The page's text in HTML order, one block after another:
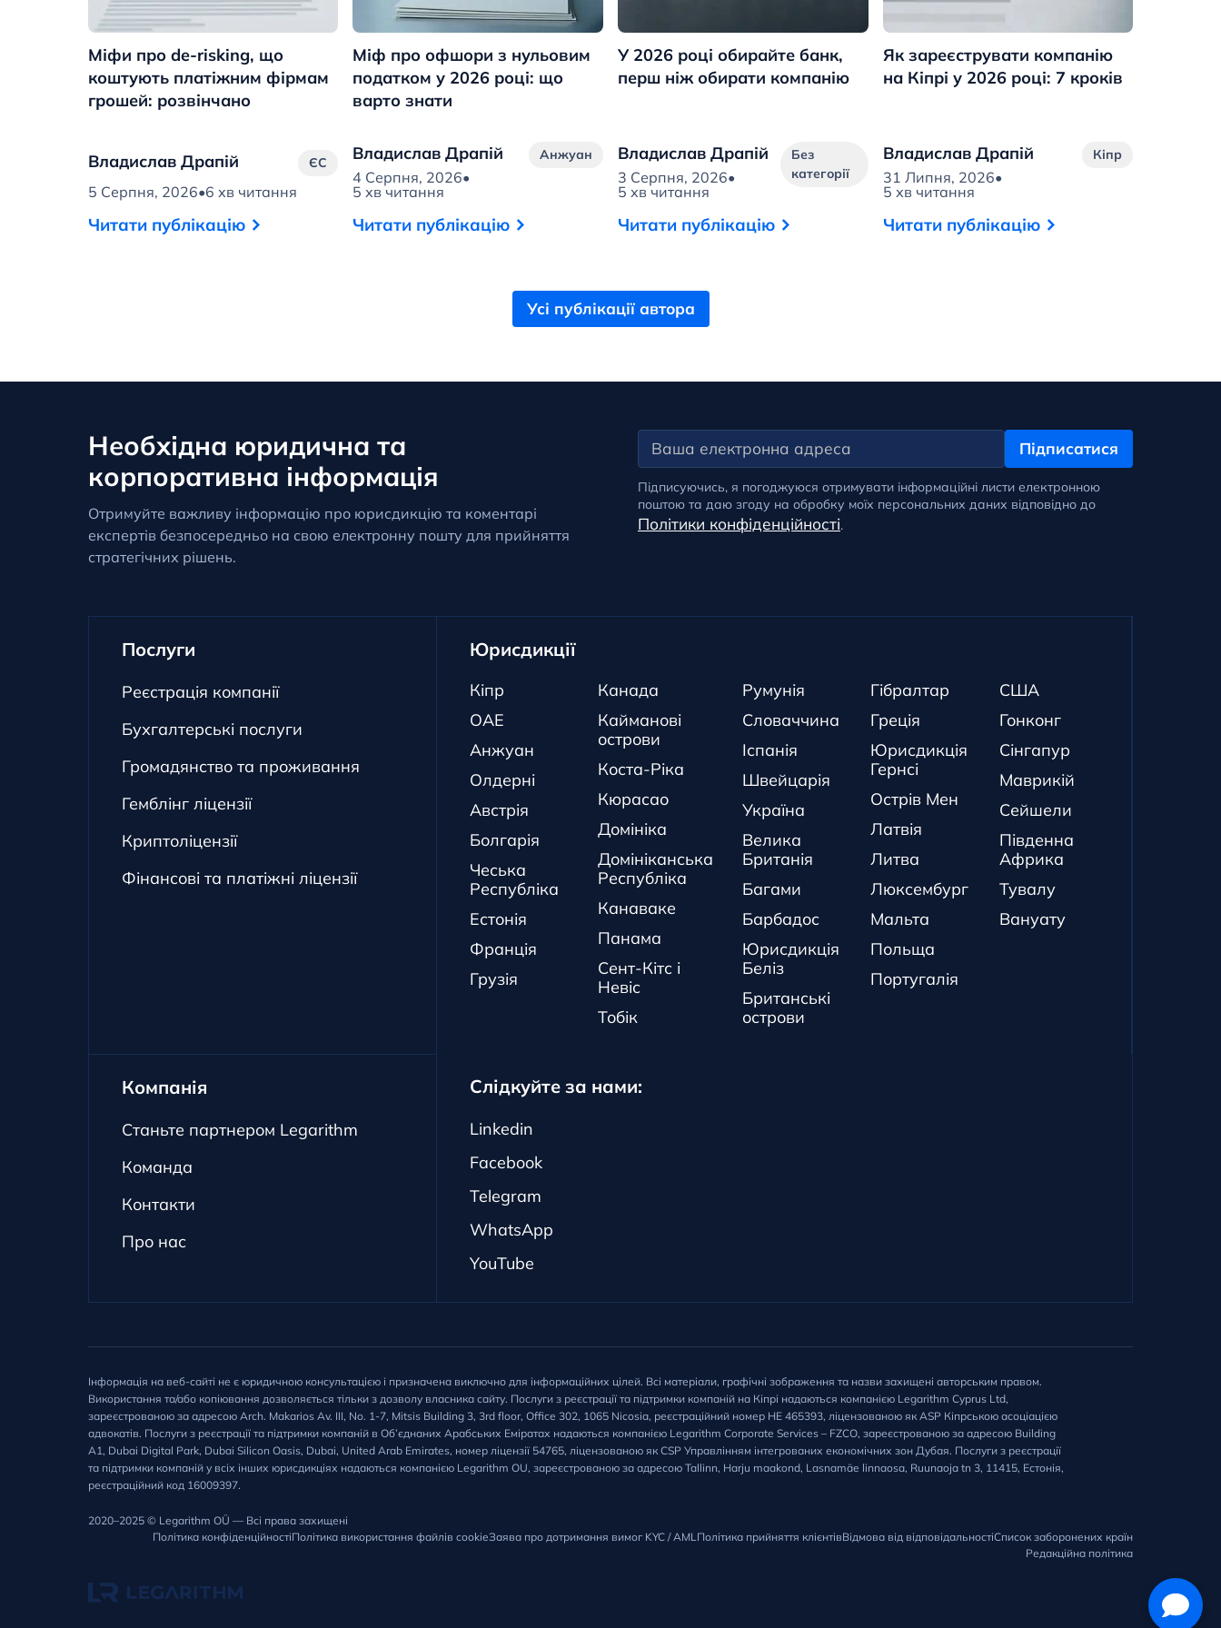
Міфи про de-risking, що
коштують платіжним фірмам
грошей: розвінчано
Владислав Драпій
5 Серпня, 2026•6 хв читання
ЄС
Читати публікацію
Міф про офшори з нульовим
податком у 2026 році: що
варто знати
Владислав Драпій
4 Серпня, 2026•
5 хв читання
Анжуан
Читати публікацію
У 2026 році обирайте банк,
перш ніж обирати компанію
Владислав Драпій
3 Серпня, 2026•
5 хв читання
Без
категорії
Читати публікацію
Як зареєструвати компанію
на Кіпрі у 2026 році: 7 кроків
Владислав Драпій
31 Липня, 2026•
5 хв читання
Кіпр
Читати публікацію
Усі публікації автора
Необхідна юридична та
корпоративна інформація
Отримуйте важливу інформацію про юрисдикцію та коментарі
експертів безпосередньо на свою електронну пошту для прийняття
стратегічних рішень.
Підписатися
Підписуючись, я погоджуюся отримувати інформаційні листи електронною
поштою та даю згоду на обробку моїх персональних даних відповідно до
Політики конфіденційності.
Послуги
Реєстрація компанії
Бухгалтерські послуги
Громадянство та проживання
Гемблінг ліцензії
Криптоліцензії
Фінансові та платіжні ліцензії
Юрисдикції
Кіпр
ОАЕ
Анжуан
Олдерні
Австрія
Болгарія
Чеська
Республіка
Естонія
Франція
Грузія
Канада
Кайманові
острови
Коста-Ріка
Кюрасао
Домініка
Домініканська
Республіка
Канаваке
Панама
Сент-Кітс і
Невіс
Тобік
Румунія
Словаччина
Іспанія
Швейцарія
Україна
Велика
Британія
Багами
Барбадос
Юрисдикція
Беліз
Британські
острови
Гібралтар
Греція
Юрисдикція
Гернсі
Острів Мен
Латвія
Литва
Люксембург
Мальта
Польща
Португалія
США
Гонконг
Сінгапур
Маврикій
Сейшели
Південна
Африка
Тувалу
Вануату
Компанія
Станьте партнером Legarithm
Команда
Контакти
Про нас
Слідкуйте за нами:
Linkedin
Facebook
Telegram
WhatsApp
YouTube
Інформація на веб-сайті не є юридичною консультацією і призначена виключно для інформаційних цілей. Всі матеріали, графічні зображення та назви захищені авторським правом.
Використання та/або копіювання дозволяється тільки з дозволу власника сайту. Послуги з реєстрації та підтримки компаній на Кіпрі надаються компанією Legarithm Cyprus Ltd,
зареєстрованою за адресою Arch. Makarios Av. III, No. 1-7, Mitsis Building 3, 3rd floor, Office 302, 1065 Nicosia, реєстраційний номер HE 465393, ліцензованою як ASP Кіпрською асоціацією
адвокатів. Послуги з реєстрації та підтримки компаній в Об’єднаних Арабських Еміратах надаються компанією Legarithm Corporate Services – FZCO, зареєстрованою за адресою Building
A1, Dubai Digital Park, Dubai Silicon Oasis, Dubai, United Arab Emirates, номер ліцензії 54765, ліцензованою як CSP Управлінням інтегрованих економічних зон Дубая. Послуги з реєстрації
та підтримки компаній у всіх інших юрисдикціях надаються компанією Legarithm OU, зареєстрованою за адресою Tallinn, Harju maakond, Lasnamäe linnaosa, Ruunaoja tn 3, 11415, Естонія,
реєстраційний код 16009397.
2020–2025 © Legarithm OÜ — Всі права захищені
Політика конфіденційностіПолітика використання файлів cookieЗаява про дотримання вимог KYC / AML Політика прийняття клієнтівВідмова від відповідальностіСписок заборонених країн
Редакційна політика